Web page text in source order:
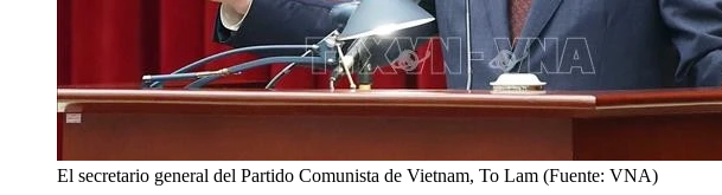
El secretario general del Partido Comunista de Vietnam, To Lam (Fuente: VNA)